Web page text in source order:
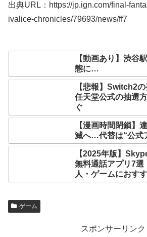
出典URL：https://jp.ign.com/final-
ivalice-chronicles/79693/news/ff7
【動画あり】渋谷
態に…
【悲報】Switch2
任天堂公式の抽選
ぐ
【漫画時間閉鎖】
滅へ…代替は“公式
【2025年版】
無料通話アプリ7選
人・ゲームにおす
ゲーム
スポンサーリンク